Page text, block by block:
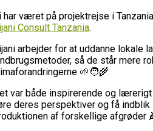
har været på projektrejse i
Consult Tanzania.
arbejder for at uddanne lokale
så de står mere
🌱🧑‍🌾
var både inspirerende og
deres perspektiver og få
af forskellige afgrøder